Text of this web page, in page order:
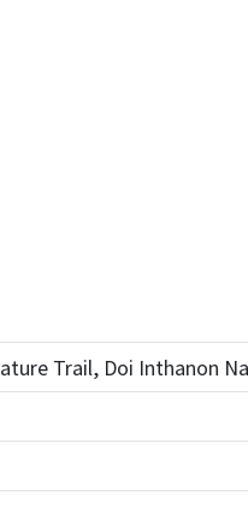
Trail, Doi Inthanon